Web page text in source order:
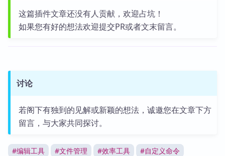
这篇插件文章还没有人贡献，欢迎占坑！
如果您有好的想法欢迎提交PR或者文末留言。
讨论
若阁下有独到的见解或新颖的想法，诚邀您在文章下方
留言，与大家共同探讨。
#编辑工具 #文件管理 #效率工具 #自定义命令